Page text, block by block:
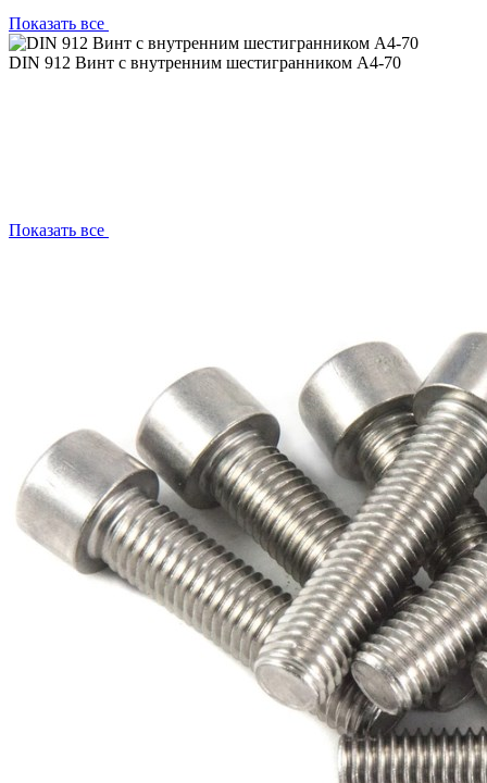
Показать все
DIN 912 Винт с внутренним шестигранником А4-70
Показать все